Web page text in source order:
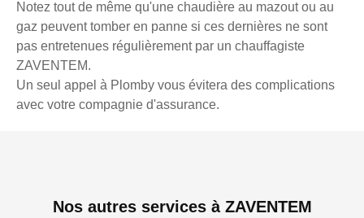
Notez tout de même qu'une chaudière au mazout ou au
gaz peuvent tomber en panne si ces dernières ne sont
pas entretenues régulièrement par un chauffagiste
ZAVENTEM.
Un seul appel à Plomby vous évitera des complications
avec votre compagnie d'assurance.
Nos autres services à ZAVENTEM